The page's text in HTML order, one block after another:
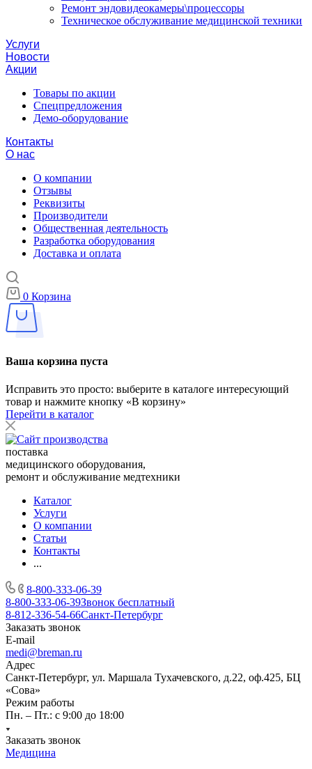
Ремонт эндовидеокамеры\процессоры
Техническое обслуживание медицинской техники
Услуги
Новости
Акции
Товары по акции
Спецпредложения
Демо-оборудование
Контакты
О нас
О компании
Отзывы
Реквизиты
Производители
Общественная деятельность
Разработка оборудования
Доставка и оплата
0 Корзина
Ваша корзина пуста
Исправить это просто: выберите в каталоге интересующий
товар и нажмите кнопку «В корзину»
Перейти в каталог
поставка
медицинского оборудования,
ремонт и обслуживание медтехники
Каталог
Услуги
О компании
Статьи
Контакты
...
8-800-333-06-39
8-800-333-06-39Звонок бесплатный
8-812-336-54-66Санкт-Петербург
Заказать звонок
E-mail
medi@breman.ru
Адрес
Санкт-Петербург, ул. Маршала Тухачевского, д.22, оф.425, БЦ
«Сова»
Режим работы
Пн. – Пт.: с 9:00 до 18:00
Заказать звонок
Медицина